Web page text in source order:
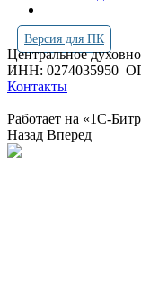
Версия для ПК
Центральное
ИНН: 0274035950
Контакты
Работает на «1С-
Назад Вперед